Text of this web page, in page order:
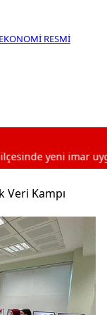
EKONOMİ RESMİ
onaylandı
Veri Kampı